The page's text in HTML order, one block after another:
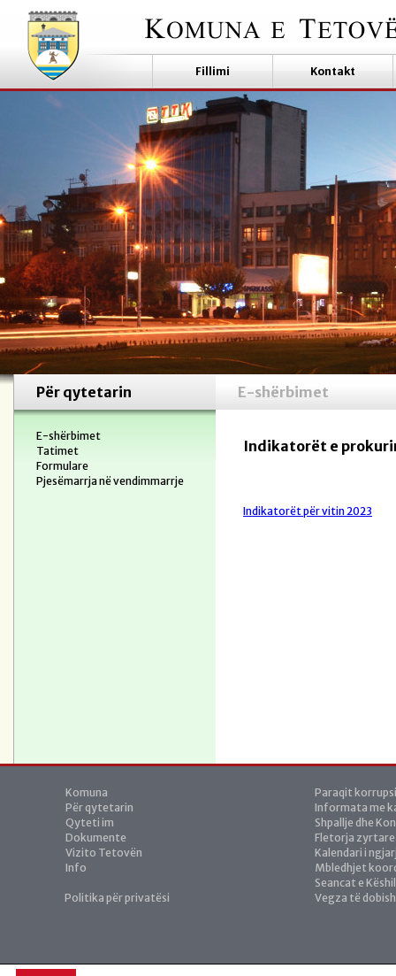
Fillimi Kontakt
Për qytetarin E-shërbimet
E-shërbimet
Tatimet
Formulare
Pjesëmarrja në vendimmarrje
Indikatorët e
Indikatorët për vitin 2023
Komuna
Për qytetarin
Qyteti im
Dokumente
Vizito Tetovën
Info
Politika për privatësi
Paraqit
Informata me
Shpallje dhe
Fletorja zyrtare
Kalendari i
Mbledhjet
Seancat e
Vegza të